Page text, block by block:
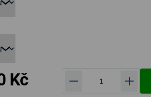
Kč
Měrná cena: